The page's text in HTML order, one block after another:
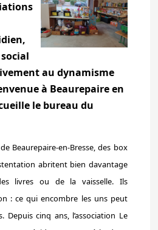
au dynamisme
à Beaurepaire en
le bureau du
Beaurepaire-en-Bresse, des box
abritent bien davantage
livres ou de la vaisselle. Ils
: ce qui encombre les uns peut
Depuis cinq ans, l’association Le